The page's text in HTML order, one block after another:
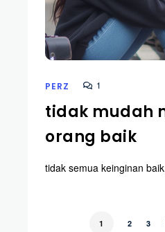
PERZ 1
tidak mudah
orang baik
tidak semua keinginan
1 2 3